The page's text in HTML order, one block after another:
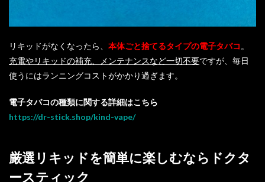
リキッドがなくなったら、 本体ごと捨てるタイプの電子タバコ 。
充電やリキッドの補充、メンテナンスなど一切不要ですが、毎日
使うにはランニングコストがかかり過ぎます。
電子タバコの種類に関する詳細はこちら
https://dr-stick.shop/kind-vape/
厳選リキッドを簡単に楽しむならドクタ
ースティック